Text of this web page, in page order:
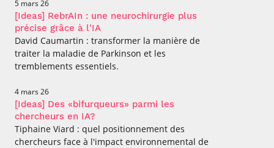
5 mars 26
[Ideas] RebrAIn : une neurochirurgie plus
précise grâce à l'IA
David Caumartin : transformer la manière de
traiter la maladie de Parkinson et les
tremblements essentiels.
4 mars 26
[Ideas] Des «bifurqueurs» parmi les
chercheurs en IA?
Tiphaine Viard : quel positionnement des
chercheurs face à l'impact environnemental de